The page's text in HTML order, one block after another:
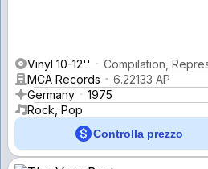
Vinyl 10-12''
Compilation,
MCA Records
6.22133 AP
Germany
1975
Rock, Pop
Controlla prezzo